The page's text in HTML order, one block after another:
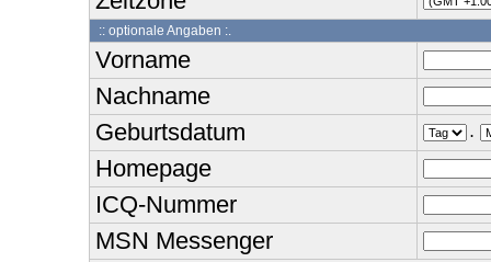
:: optionale Angaben :.
Vorname
Nachname
Geburtsdatum
.
Homepage
ICQ-Nummer
MSN Messenger